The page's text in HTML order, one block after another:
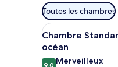
Filtres
disponibles
pour
les
chambres
Toutes les chambres
Afficher
toutes
les
4
Chambre
océan
9,0 Merveilleux